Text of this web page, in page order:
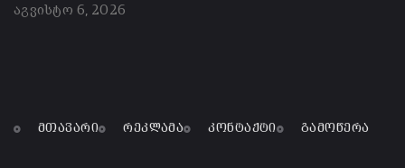
აგვისტო 6, 2026
მთავარი რეკლამა კონტაქტი გამოწერა